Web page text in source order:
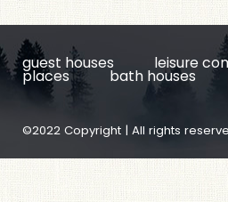
guest houses leisure
places bath houses
©2022 Copyright | All rights